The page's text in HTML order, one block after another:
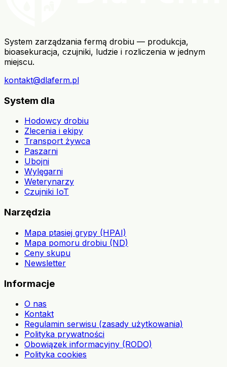
System zarządzania fermą drobiu — produkcja,
bioasekuracja, czujniki, ludzie i rozliczenia w jednym
miejscu.
kontakt@dlaferm.pl
System dla
Hodowcy drobiu
Zlecenia i ekipy
Transport żywca
Paszarni
Ubojni
Wylęgarni
Weterynarzy
Czujniki IoT
Narzędzia
Mapa ptasiej grypy (HPAI)
Mapa pomoru drobiu (ND)
Ceny skupu
Newsletter
Informacje
O nas
Kontakt
Regulamin serwisu (zasady użytkowania)
Polityka prywatności
Obowiązek informacyjny (RODO)
Polityka cookies